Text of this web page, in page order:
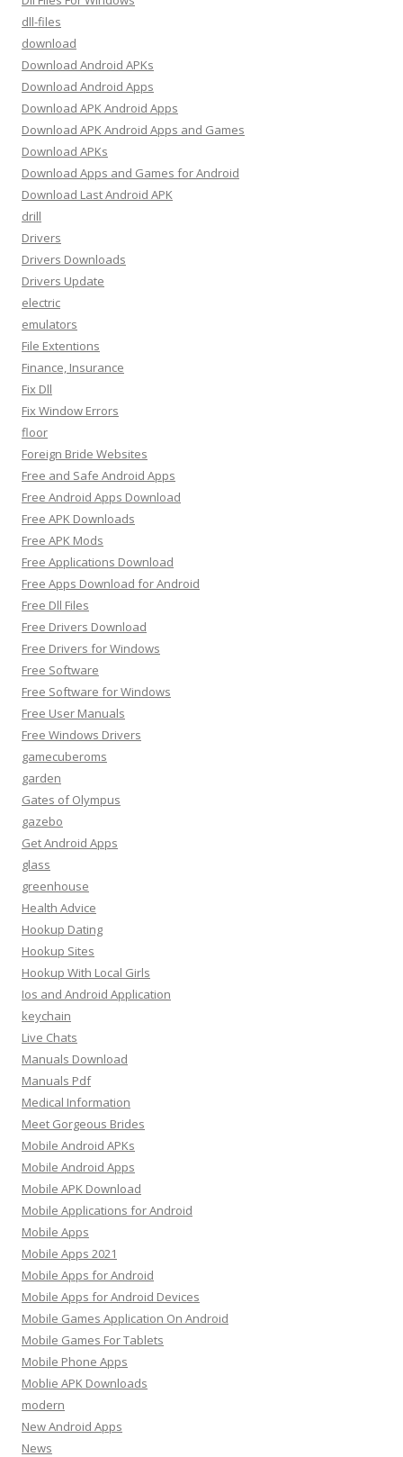
dll-files
download
Download Android APKs
Download Android Apps
Download APK Android Apps
Download APK Android Apps and Games
Download APKs
Download Apps and Games for Android
Download Last Android APK
drill
Drivers
Drivers Downloads
Drivers Update
electric
emulators
File Extentions
Finance, Insurance
Fix Dll
Fix Window Errors
floor
Foreign Bride Websites
Free and Safe Android Apps
Free Android Apps Download
Free APK Downloads
Free APK Mods
Free Applications Download
Free Apps Download for Android
Free Dll Files
Free Drivers Download
Free Drivers for Windows
Free Software
Free Software for Windows
Free User Manuals
Free Windows Drivers
gamecuberoms
garden
Gates of Olympus
gazebo
Get Android Apps
glass
greenhouse
Health Advice
Hookup Dating
Hookup Sites
Hookup With Local Girls
Ios and Android Application
keychain
Live Chats
Manuals Download
Manuals Pdf
Medical Information
Meet Gorgeous Brides
Mobile Android APKs
Mobile Android Apps
Mobile APK Download
Mobile Applications for Android
Mobile Apps
Mobile Apps 2021
Mobile Apps for Android
Mobile Apps for Android Devices
Mobile Games Application On Android
Mobile Games For Tablets
Mobile Phone Apps
Moblie APK Downloads
modern
New Android Apps
News